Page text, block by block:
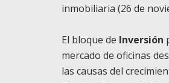
inmobiliaria (26 de
El bloque de Inversión
mercado de oficinas
las causas del